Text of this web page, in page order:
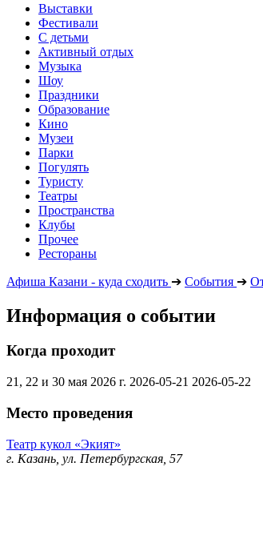
Выставки
Фестивали
С детьми
Активный отдых
Музыка
Шоу
Праздники
Образование
Кино
Музеи
Парки
Погулять
Туристу
Театры
Пространства
Клубы
Прочее
Рестораны
Афиша Казани - куда сходить ➔ События ➔
Информация о событии
Когда проходит
21, 22 и 30 мая 2026 г. 2026-05-21 2026-05-22
Место проведения
Театр кукол «Экият»
г. Казань, ул. Петербургская, 57